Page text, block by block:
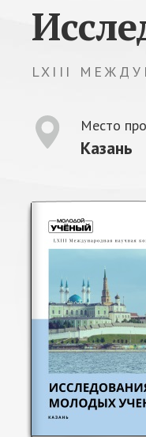
LXIII
Место
Казань